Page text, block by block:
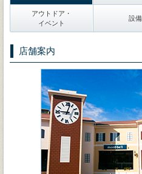
アウトドア・
イベント
設備
店舗案内